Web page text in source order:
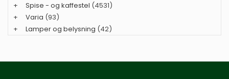
+
Spise - og kaffestel (4531)
+
Varia (93)
+
Lamper og belysning (42)